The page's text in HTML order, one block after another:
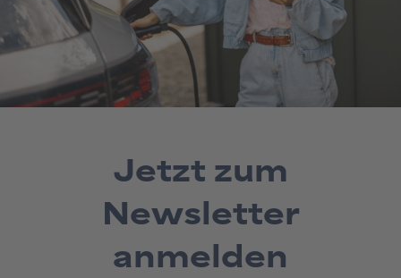
Jetzt zum
Newsletter
anmelden